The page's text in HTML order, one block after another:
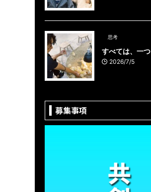
思考
すべては、一つ
2026/7/5
募集事項